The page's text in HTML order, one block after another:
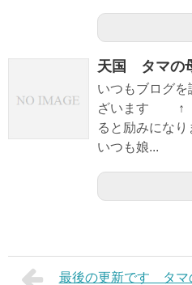
天国 タマの
いつもブログ
ざいます ↑
ると励みになり
いつも娘...
最後の更新です タマ